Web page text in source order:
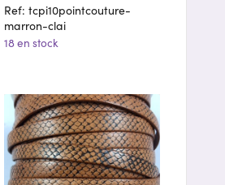
Ref: tcpi10pointcouture-
marron-clai
18 en stock